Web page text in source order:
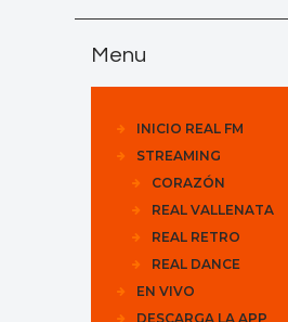
Menu
INICIO REAL FM
STREAMING
CORAZÓN
REAL VALLENATA
REAL RETRO
REAL DANCE
EN VIVO
DESCARGA LA APP